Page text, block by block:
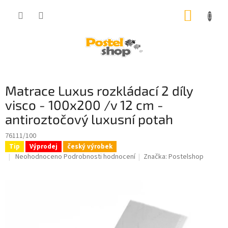
Matrace Luxus rozkládací 2 díly
visco - 100x200 /v 12 cm -
antiroztočový luxusní potah
76111/100
Tip Výprodej český výrobek
Průměrné
Neohodnoceno Podrobnosti hodnocení Značka:Postelshop